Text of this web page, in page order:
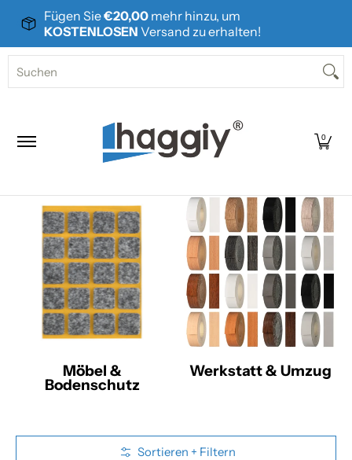
Zum Hauptinhalt springen
Fügen Sie€20,00 mehr hinzu, um
KOSTENLOSEN Versand zu erhalten!
Home Produkte Über uns Kontakt
0
Möbel &
Bodenschutz
Werkstatt & Umzug
Zum Hauptinhalt springenSortieren + Filtern